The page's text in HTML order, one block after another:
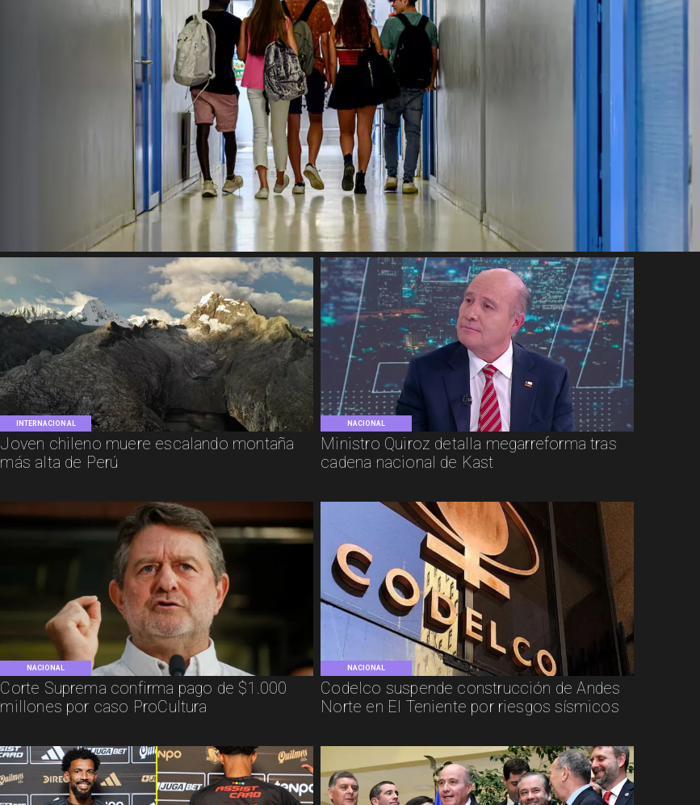
INTERNACIONAL
Joven chileno muere escalando montaña
más alta de Perú
NACIONAL
Ministro Quiroz detalla megarreforma tras
cadena nacional de Kast
NACIONAL
Corte Suprema confirma pago de $1.000
millones por caso ProCultura
NACIONAL
Codelco suspende construcción de Andes
Norte en El Teniente por riesgos sísmicos